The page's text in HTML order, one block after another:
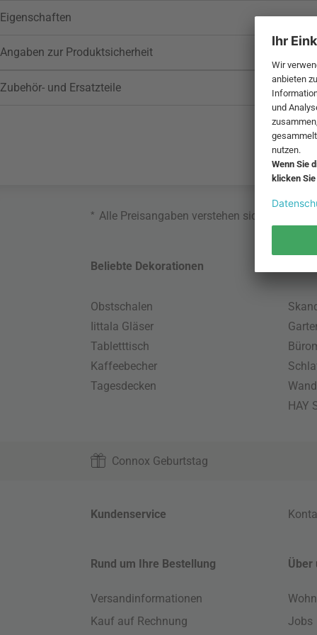
Eigenschaften
Angaben zur Produktsicherheit
Zubehör- und Ersatzteile
* Alle Preisangaben verstehen sich inklusive
Beliebte Dekorationen
Obstschalen
Iittala Gläser
Tabletttisch
Kaffeebecher
Tagesdecken
HAY
Connox Geburtstag
Kundenservice
Rund um Ihre Bestellung
Versandinformationen
Kauf auf Rechnung
Über
Jobs